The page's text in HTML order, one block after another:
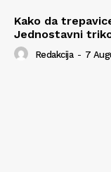
Kako da
Jednostavni
Redakcija - 7